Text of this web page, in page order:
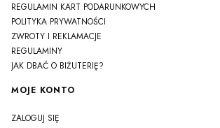
REGULAMIN KART PODARUNKOWYCH
POLITYKA PRYWATNOŚCI
ZWROTY I REKLAMACJE
REGULAMINY
JAK DBAĆ O BIŻUTERIĘ?
MOJE KONTO
ZALOGUJ SIĘ